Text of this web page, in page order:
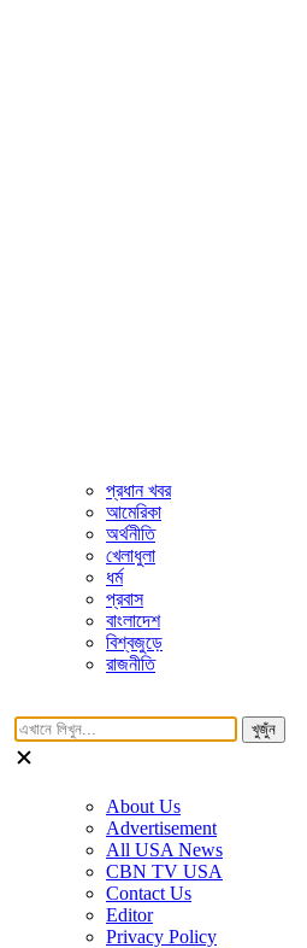
প্রধান খবর
আমেরিকা
অর্থনীতি
খেলাধুলা
ধর্ম
প্রবাস
বাংলাদেশ
বিশ্বজুড়ে
রাজনীতি
খুজুঁন
About Us
Advertisement
All USA News
CBN TV USA
Contact Us
Editor
Privacy Policy